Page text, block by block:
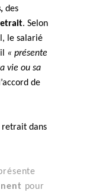
des
. Selon
le salarié
« présente
vie ou sa
de
retrait dans
pour